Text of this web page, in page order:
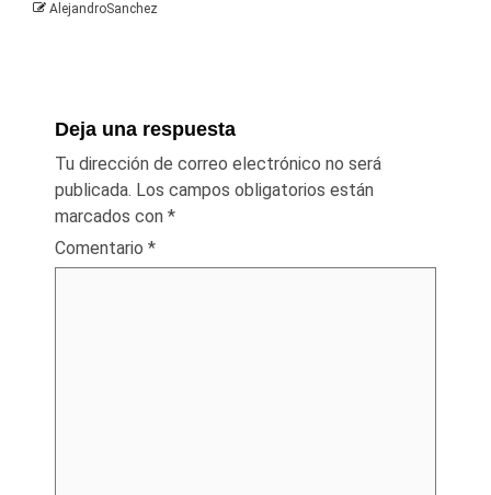
AlejandroSanchez
Deja una respuesta
Tu dirección de correo electrónico no será
publicada. Los campos obligatorios están
marcados con *
Comentario *